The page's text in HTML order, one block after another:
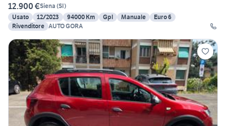
12.900 €Siena (SI)
Usato
12/2023 94000 Km Gpl Manuale
Euro 6
Rivenditore AUTO GORA